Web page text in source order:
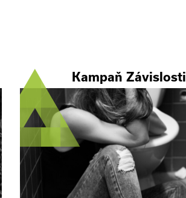
Kampaň Závislosti